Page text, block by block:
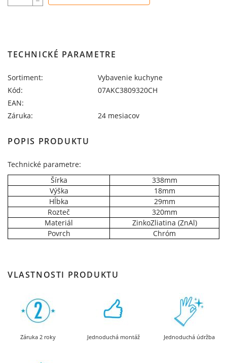
TECHNICKÉ PARAMETRE
Sortiment:
Vybavenie kuchyne
Kód:
07AKC3809320CH
EAN:
Záruka:
24 mesiacov
POPIS PRODUKTU
Technické parametre:
Šírka
338mm
Výška
18mm
Hĺbka
29mm
Rozteč
320mm
Materiál
ZinkoZliatina (ZnAl)
Povrch
Chróm
VLASTNOSTI PRODUKTU
Záruka 2 roky Jednoduchá montáž Jednoduchá údržba